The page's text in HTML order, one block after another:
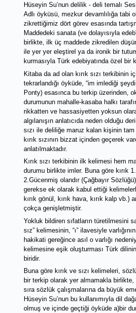
Hüseyin Su’nun delilik - deli temalı
Adlı öyküsü, mezkur devamlılığa tabi
zikrettiğimiz dört görev esasında
Maddedeki sanata (ve dolayısıyla
birlikte, ilk üç maddede zikredilen
ile yer yer eleştirel ya da ironik bir
kurmasıyla Türk edebiyatında özel bir
Kitaba da ad olan kırık sızı terkibinin
tekrarlandığı öyküde, “im imlediği
Ponty) esasınca bu terkip üzerinden,
durumunun mahalle-kasaba halkı
rikkatten ve hassasiyetten yoksun
algılanışın anlatıcıda neden olduğu
sızı ile deliliğe maruz kalan kişinin
kırık sızının bizzat içinden geçerek
anlatılmaktadır.
Kırık sızı terkibinin ilk kelimesi hem
durumu birlikte imler. Buna göre kırık 1.
2.Gücenmiş olandır (Çağbayır
gerekse ek olarak kabul ettiği
kırık gönül, kırık hava, kırık kalp vb.)
çokça genişletmiştir.
Yokluk bildiren sıfatların türetilmesini
sız” kelimesinin, “ı” ilavesiyle
hakikati gereğince asıl o varlığı
kelimesine eşik oluşturması Türk
biridir.
Buna göre kırık ve sızı kelimeleri,
bir terkip olarak yer almamakla birlikte,
sıra sözlük çalışmalarına da büyük
Hüseyin Su’nun bu kullanımıyla dil
olmuş ve içinde geçtiği öyküde a)bir